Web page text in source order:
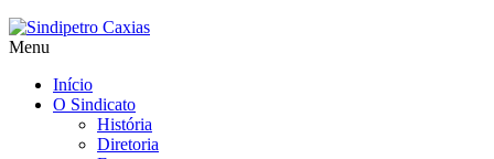
Menu
Início
O Sindicato
História
Diretoria